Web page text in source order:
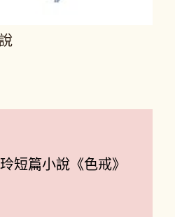
短篇小說《色戒》